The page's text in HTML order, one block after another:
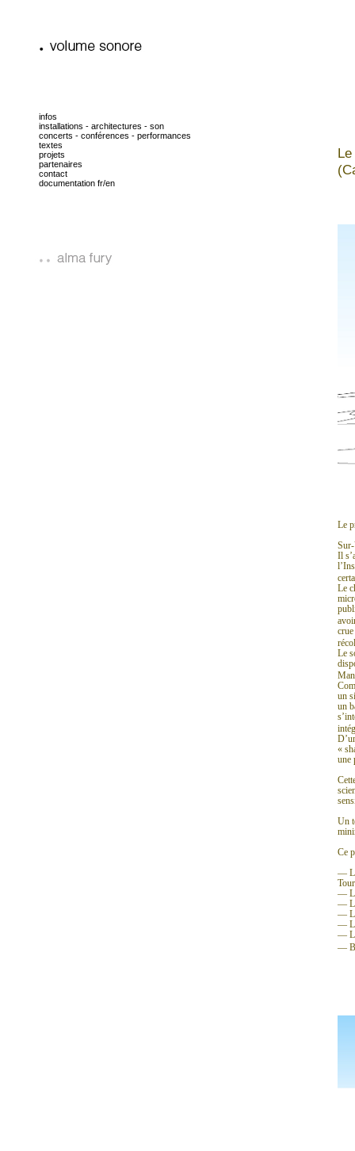
infos
installations - architectures - son
concerts - conférences - performances
textes
projets
partenaires
contact
documentation fr/en
Le
Il
Le
Le
un
un
«
une
Un
Ce
—
—
—
—
—
—
—